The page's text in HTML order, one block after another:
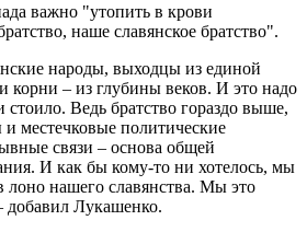
важно "утопить в крови
наше славянское братство".
народы, выходцы из единой
– из глубины веков. И это надо
стоило. Ведь братство гораздо выше,
местечковые политические
связи – основа общей
И как бы кому-то ни хотелось, мы
нашего славянства. Мы это
добавил Лукашенко.